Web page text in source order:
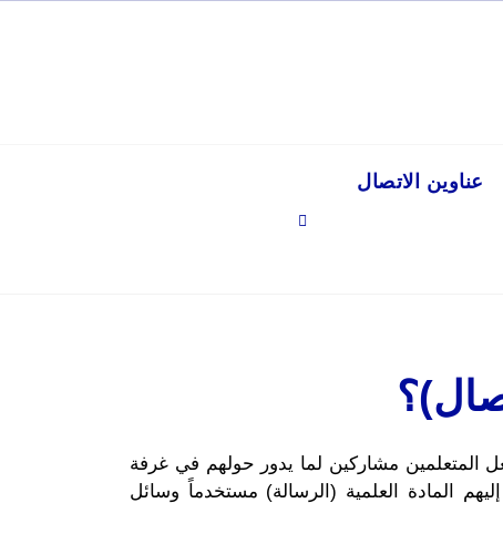
عناوين الاتصال
المتعلمين مشاركين لما يدور حولهم في غرفة
المادة العلمية (الرسالة) مستخدماً وسائل